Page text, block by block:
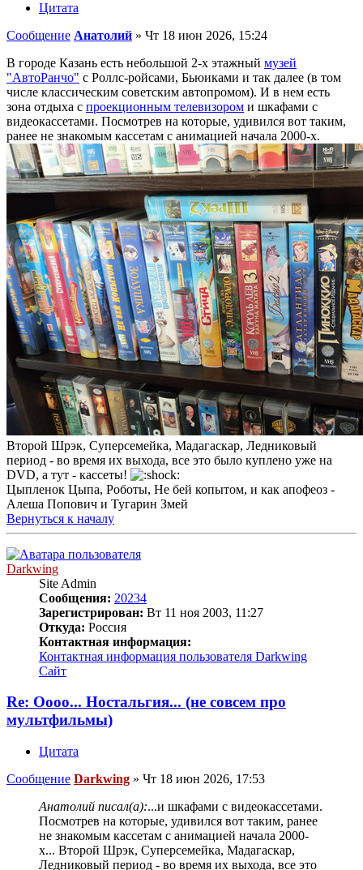
Цитата
Сообщение Анатолий » Чт 18 июн 2026, 15:24
В городе Казань есть небольшой 2-х этажный музей
"АвтоРанчо" с Роллс-ройсами, Бьюиками и так далее (в том
числе классическим советским автопромом). И в нем есть
зона отдыха с проекционным телевизором и шкафами с
видеокассетами. Посмотрев на которые, удивился вот таким,
ранее не знакомым кассетам с анимацией начала 2000-х.
Второй Шрэк, Суперсемейка, Мадагаскар, Ледниковый
период - во время их выхода, все это было куплено уже на
DVD, а тут - кассеты!
Цыпленок Цыпа, Роботы, Не бей копытом, и как апофеоз -
Алеша Попович и Тугарин Змей
Вернуться к началу
Darkwing
Site Admin
Сообщения: 20234
Зарегистрирован: Вт 11 ноя 2003, 11:27
Откуда: Россия
Контактная информация:
Контактная информация пользователя Darkwing
Сайт
Re: Оооо... Ностальгия... (не совсем про
мультфильмы)
Цитата
Сообщение Darkwing » Чт 18 июн 2026, 17:53
Анатолий писал(а):...и шкафами с видеокассетами.
Посмотрев на которые, удивился вот таким, ранее
не знакомым кассетам с анимацией начала 2000-
х... Второй Шрэк, Суперсемейка, Мадагаскар,
Ледниковый период - во время их выхода, все это